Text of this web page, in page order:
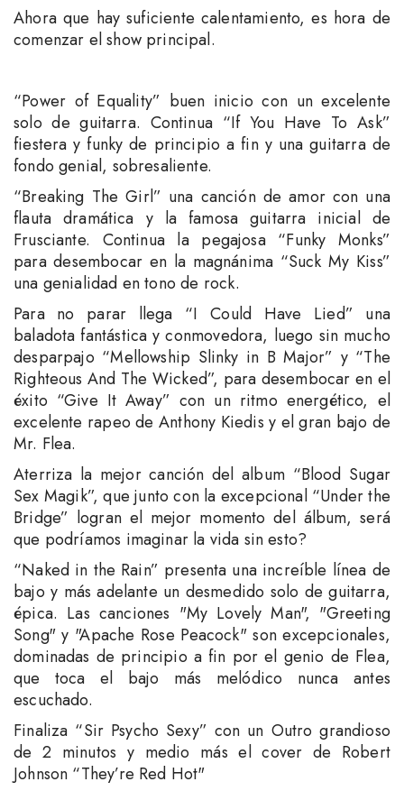
Ahora que hay suficiente calentamiento, es hora de
comenzar el show principal.
“Power of Equality” buen inicio con un excelente
solo de guitarra. Continua “If You Have To Ask”
fiestera y funky de principio a fin y una guitarra de
fondo genial, sobresaliente.
“Breaking The Girl” una canción de amor con una
flauta dramática y la famosa guitarra inicial de
Frusciante. Continua la pegajosa “Funky Monks”
para desembocar en la magnánima “Suck My Kiss”
una genialidad en tono de rock.
Para no parar llega “I Could Have Lied” una
baladota fantástica y conmovedora, luego sin mucho
desparpajo “Mellowship Slinky in B Major” y “The
Righteous And The Wicked”, para desembocar en el
éxito “Give It Away” con un ritmo energético, el
excelente rapeo de Anthony Kiedis y el gran bajo de
Mr. Flea.
Aterriza la mejor canción del album “Blood Sugar
Sex Magik”, que junto con la excepcional “Under the
Bridge” logran el mejor momento del álbum, será
que podríamos imaginar la vida sin esto?
“Naked in the Rain” presenta una increíble línea de
bajo y más adelante un desmedido solo de guitarra,
épica. Las canciones "My Lovely Man", "Greeting
Song" y "Apache Rose Peacock" son excepcionales,
dominadas de principio a fin por el genio de Flea,
que toca el bajo más melódico nunca antes
escuchado.
Finaliza “Sir Psycho Sexy” con un Outro grandioso
de 2 minutos y medio más el cover de Robert
Johnson “They’re Red Hot"